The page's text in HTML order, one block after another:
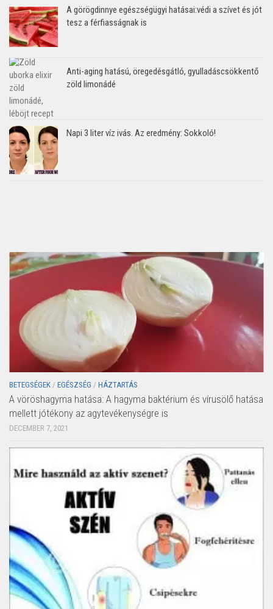
A görögdinnye egészségügyi hatásai:védi a szívet és jót
tesz a férfiasságnak is
Anti-aging hatású, öregedésgátló, gyulladáscsökkentő
zöld limonádé
Napi 3 liter víz ivás. Az eredmény: Sokkoló!
BETEGSÉGEK / EGÉSZSÉG / HÁZTARTÁS
A vöröshagyma hatása: A hagyma baktérium és vírusölő hatása
mellett jótékony az agytevékenységre is
DECEMBER 7, 2021